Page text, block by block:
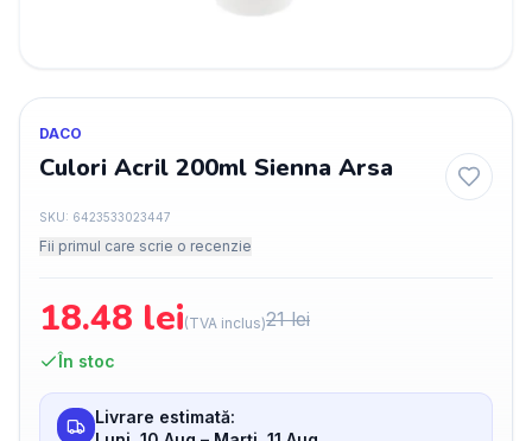
DACO
Culori Acril 200ml Sienna Arsa
SKU: 6423533023447
Fii primul care scrie o recenzie
18.48 lei(TVA inclus)21lei
În stoc
Livrare estimată: